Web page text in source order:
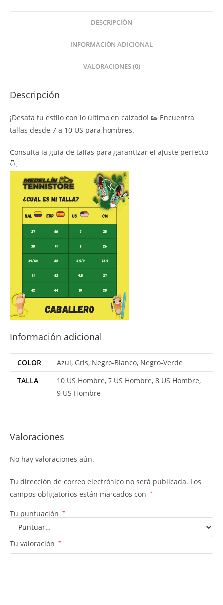
DESCRIPCIÓN
INFORMACIÓN ADICIONAL
VALORACIONES (0)
Descripción
¡Desata tu estilo con lo último en calzado! 👟 Encuentra
tallas desde 7 a 10 US para hombres.
Consulta la guía de tallas para garantizar el ajuste perfecto
👇.
Información adicional
COLOR
Azul, Gris, Negro-Blanco, Negro-Verde
TALLA
10 US Hombre, 7 US Hombre, 8 US Hombre,
9 US Hombre
Valoraciones
No hay valoraciones aún.
Tu dirección de correo electrónico no será publicada. Los
campos obligatorios están marcados con *
Tu puntuación *
Tu valoración *